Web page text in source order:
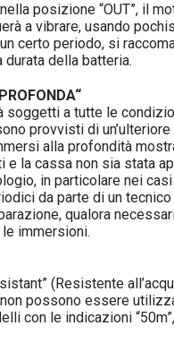
posizione “OUT”, il
a vibrare, usando
certo periodo, si
durata della batteria.
soggetti a tutte le
provvisti di
alla profondità
e la cassa non sia stata
in particolare nei
da parte di un
qualora
immersioni.
(Resistente
possono essere
con le indicazioni “50m”,